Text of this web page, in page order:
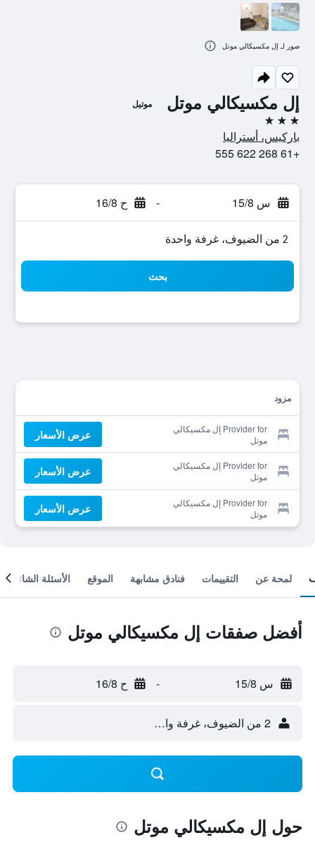
إل مكسيكالي موتل موتيل
3 نجوم
باركيس، أستراليا
+61 268 622 555
س 15/8 - ح 16/8
2 من الضيوف، غرفة واحدة
بحث
مزود
Provider for إل مكسيكالي
موتل
عرض الأسعار
Provider for إل مكسيكالي
موتل
عرض الأسعار
Provider for إل مكسيكالي
موتل
عرض الأسعار
صور لـ إل مكسيكالي موتل
لمحة عن التقييمات فنادق مشابهة الموقع الأسئلة الشائعة
أفضل صفقات إل مكسيكالي موتل
س 15/8 - ح 16/8
2 من الضيوف، غرفة واحدة
حول إل مكسيكالي موتل